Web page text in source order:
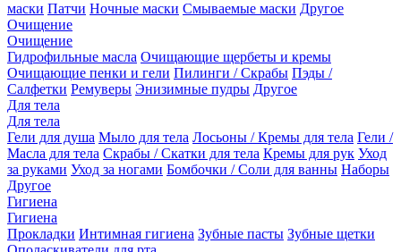
маски Патчи Ночные маски Смываемые маски Другое
Очищение
Очищение
Гидрофильные масла Очищающие щербеты и кремы
Очищающие пенки и гели Пилинги / Скрабы Пэды /
Салфетки Ремуверы Энизимные пудры Другое
Для тела
Для тела
Гели для душа Мыло для тела Лосьоны / Кремы для тела Гели /
Масла для тела Скрабы / Скатки для тела Кремы для рук Уход
за руками Уход за ногами Бомбочки / Соли для ванны Наборы
Другое
Гигиена
Гигиена
Прокладки Интимная гигиена Зубные пасты Зубные щетки